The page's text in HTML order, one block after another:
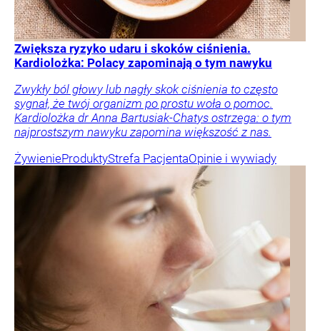
Zwiększa ryzyko udaru i skoków ciśnienia.
Kardiolożka: Polacy zapominają o tym nawyku
Zwykły ból głowy lub nagły skok ciśnienia to często
sygnał, że twój organizm po prostu woła o pomoc.
Kardiolożka dr Anna Bartusiak-Chatys ostrzega: o tym
najprostszym nawyku zapomina większość z nas.
ŻywienieProduktyStrefa PacjentaOpinie i wywiady